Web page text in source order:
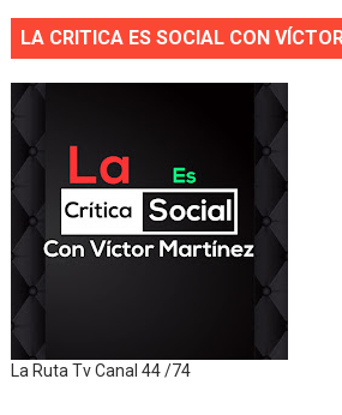
LA CRITICA ES SOCIAL CON
La Ruta Tv Canal 44 /74